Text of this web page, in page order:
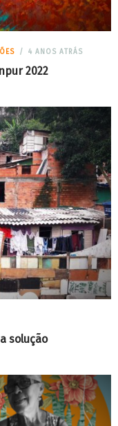
4 ANOS ATRÁS
2022
solução